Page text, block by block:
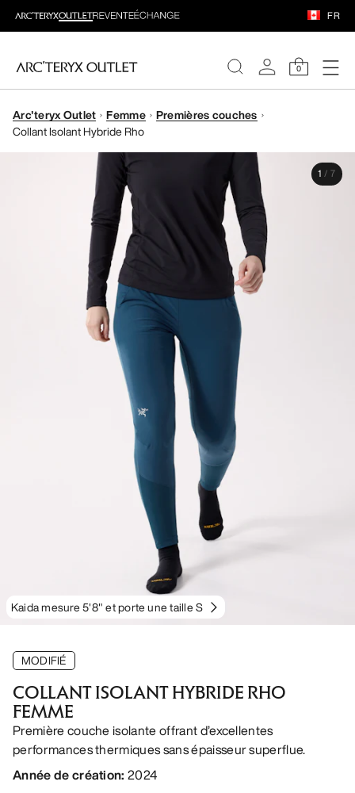
FR
0
FEMME
Arc'teryx Outlet Femme
Premières couches
Collant Isolant Hybride Rho
Kaida mesure 5'8" et porte une taille S
1 / 7
MODIFIÉ
COLLANT ISOLANT HYBRIDE RHO
FEMME
Première couche isolante offrant d’excellentes
performances thermiques sans épaisseur superflue.
Année de création: 2024